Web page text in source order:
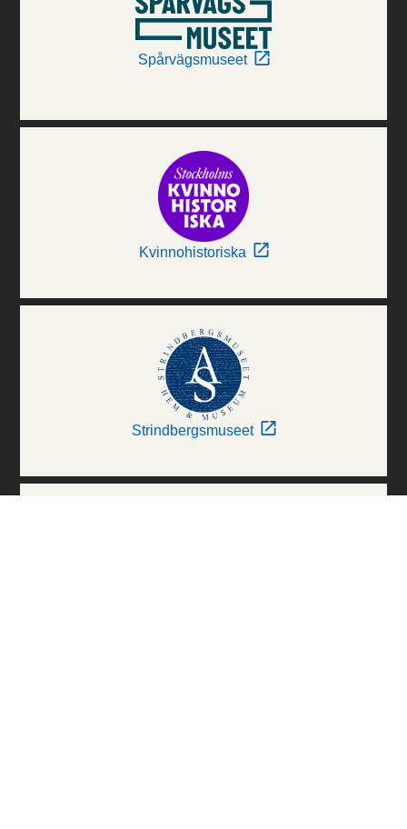
Spårvägsmuseet
Kvinnohistoriska
Strindbergsmuseet